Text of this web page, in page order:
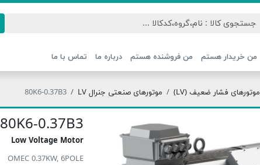
من خریدار هستم من فروشنده هستم درباره ما تماس با ما
موتورهای فشار ضعیف (LV) موتورهای صنعتی جنرال LV 80K6-0.37B3
80K6-0.37B3
Low Voltage Motor
OMEC 0.37KW, 6POLE